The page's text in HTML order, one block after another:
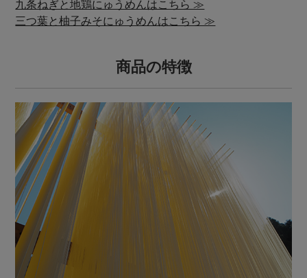
九条ねぎと地鶏にゅうめんはこちら ≫
三つ葉と柚子みそにゅうめんはこちら ≫
商品の特徴